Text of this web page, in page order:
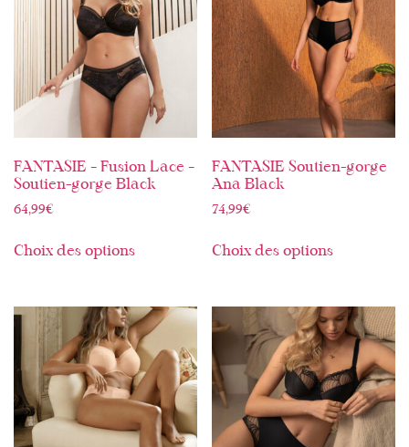
FANTASIE – Fusion Lace –
Soutien-gorge Black
64,99€
Choix des options
FANTASIE Soutien-gorge
Ana Black
74,99€
Choix des options